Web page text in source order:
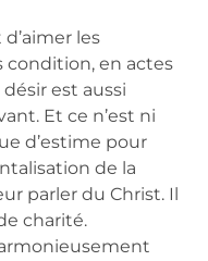
les
condition, en actes
est aussi
Et ce n’est ni
d’estime pour
de la
parler du Christ. Il
charité.